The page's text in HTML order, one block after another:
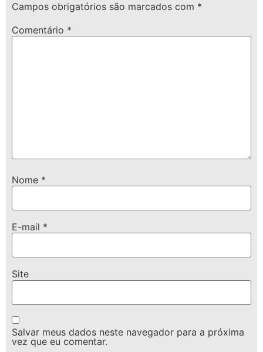
Campos obrigatórios são marcados com *
Comentário *
Nome *
E-mail *
Site
Salvar meus dados neste navegador para a próxima
vez que eu comentar.